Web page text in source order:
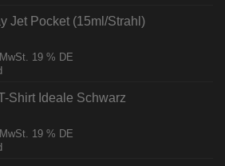
Jet Pocket (15ml/Strahl)
19 % DE
Shirt Ideale Schwarz
19 % DE